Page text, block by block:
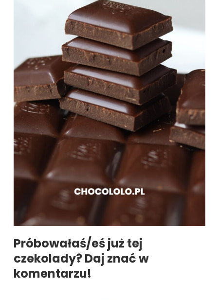
Próbowałaś/eś już tej
czekolady? Daj znać w
komentarzu!